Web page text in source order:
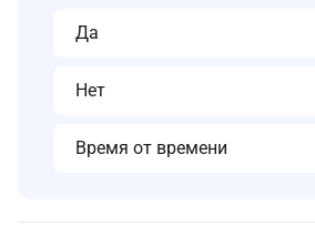
Да
Нет
Время от времени